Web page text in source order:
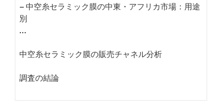
– 中空糸セラミック膜の中東・アフリカ市場：用途
別
…
中空糸セラミック膜の販売チャネル分析
調査の結論